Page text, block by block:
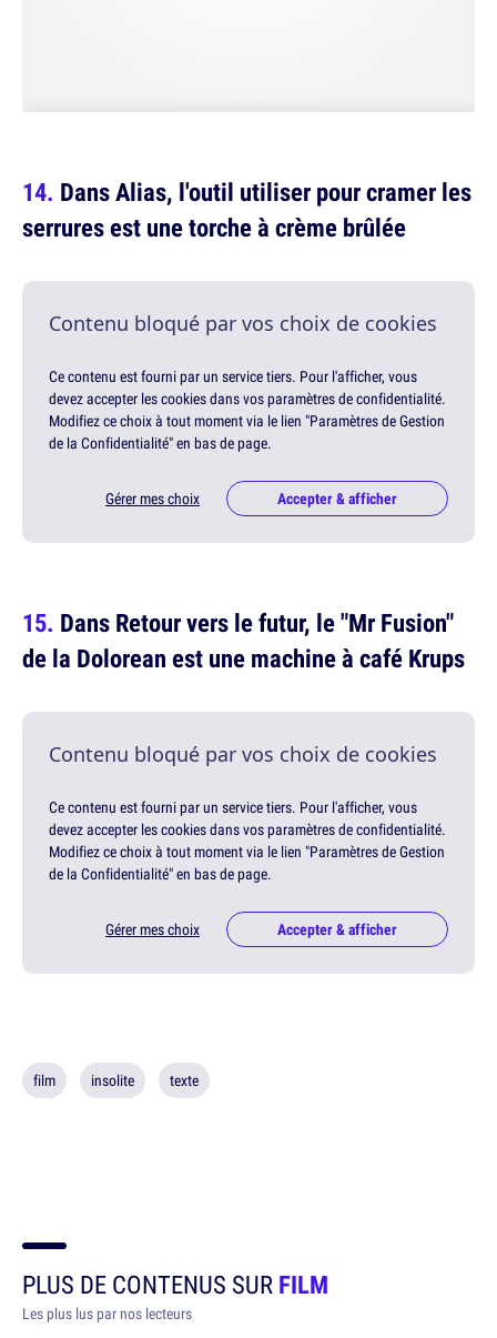
Dans Alias, l'outil utiliser pour cramer les
serrures est une torche à crème brûlée
Contenu bloqué par vos choix de cookies
Ce contenu est fourni par un service tiers. Pour l'afficher, vous
devez accepter les cookies dans vos paramètres de confidentialité.
Modifiez ce choix à tout moment via le lien "Paramètres de Gestion
de la Confidentialité" en bas de page.
Gérer mes choix Accepter & afficher
Dans Retour vers le futur, le "Mr Fusion"
de la Dolorean est une machine à café Krups
Contenu bloqué par vos choix de cookies
Ce contenu est fourni par un service tiers. Pour l'afficher, vous
devez accepter les cookies dans vos paramètres de confidentialité.
Modifiez ce choix à tout moment via le lien "Paramètres de Gestion
de la Confidentialité" en bas de page.
Gérer mes choix Accepter & afficher
film insolite texte
PLUS DE CONTENUS SURFILM
Les plus lus par nos lecteurs